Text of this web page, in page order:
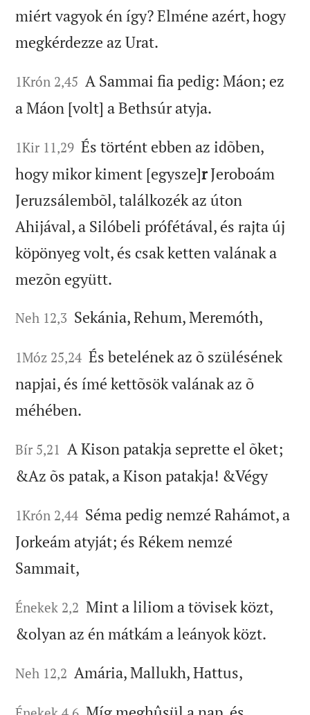
miért vagyok én így? Elméne azért, hogy
megkérdezze az Urat.
1Krón 2,45 A Sammai fia pedig: Máon; ez
a Máon [volt] a Bethsúr atyja.
1Kir 11,29 És történt ebben az idõben,
hogy mikor kiment [egysze]rJeroboám
Jeruzsálembõl, találkozék az úton
Ahijával, a Silóbeli prófétával, és rajta új
köpönyeg volt, és csak ketten valának a
mezõn együtt.
Neh 12,3 Sekánia, Rehum, Meremóth,
1Móz 25,24 És betelének az õ szülésének
napjai, és ímé kettõsök valának az õ
méhében.
Bír 5,21 A Kison patakja seprette el õket;
&Az õs patak, a Kison patakja! &Végy
1Krón 2,44 Séma pedig nemzé Rahámot, a
Jorkeám atyját; és Rékem nemzé
Sammait,
Énekek 2,2 Mint a liliom a tövisek közt,
&olyan az én mátkám a leányok közt.
Neh 12,2 Amária, Mallukh, Hattus,